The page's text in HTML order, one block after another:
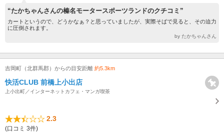
“たかちゃんさんの榛名モータースポーツランドのクチコミ”
カートというので、どうかなぁ？と思っていましたが、実際そばで見ると、その迫力
に圧倒されます。
by たかちゃんさん
吉岡町（北群馬郡）からの目安距離 約5.3km
快活CLUB 前橋上小出店
上小出町／インターネットカフェ・マンガ喫茶
2.3
(口コミ 3件)